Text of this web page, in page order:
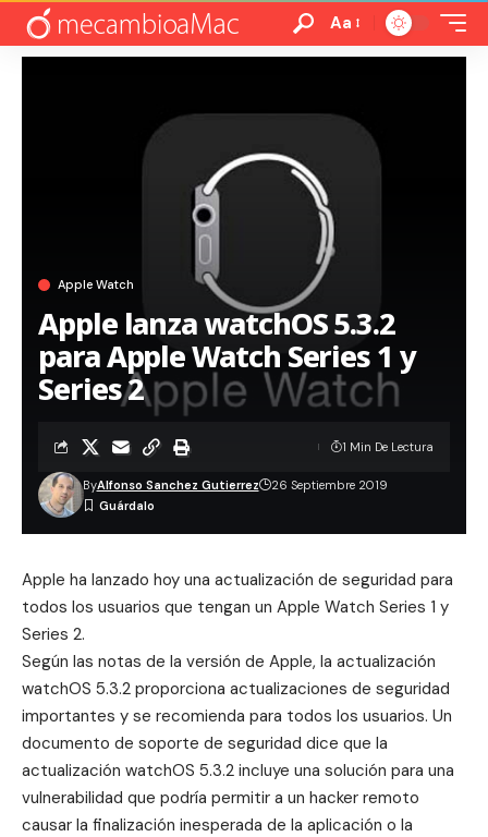
Aa
Apple Watch
Apple lanza watchOS 5.3.2
para Apple Watch Series 1 y
Series 2
ByAlfonso Sanchez Gutierrez 26 Septiembre 2019
1 Min De Lectura
Apple ha lanzado hoy una actualización de seguridad para
todos los usuarios que tengan un Apple Watch Series 1 y
Series 2.
Según las notas de la versión de Apple, la actualización
watchOS 5.3.2 proporciona actualizaciones de seguridad
importantes y se recomienda para todos los usuarios. Un
documento de soporte de seguridad dice que la
actualización watchOS 5.3.2 incluye una solución para una
vulnerabilidad que podría permitir a un hacker remoto
causar la finalización inesperada de la aplicación o la